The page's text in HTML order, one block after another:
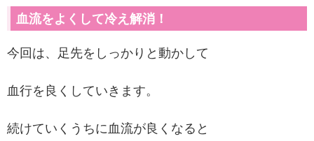
血流をよくして冷え解消！
今回は、足先をしっかりと動かして
血行を良くしていきます。
続けていくうちに血流が良くなると